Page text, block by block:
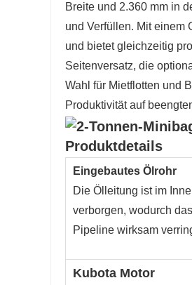
Breite und 2.360 mm in
und Verfüllen. Mit einem
und bietet gleichzeitig
Seitenversatz, die
Wahl für Mietflotten und
Produktivität auf
Produktdetails
Eingebautes Ölrohr
Die Ölleitung ist im
verborgen, wodurch
Pipeline wirksam
Kubota Motor